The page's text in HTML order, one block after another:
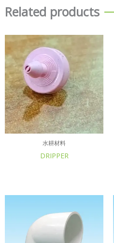
Related products
水耕材料
DRIPPER